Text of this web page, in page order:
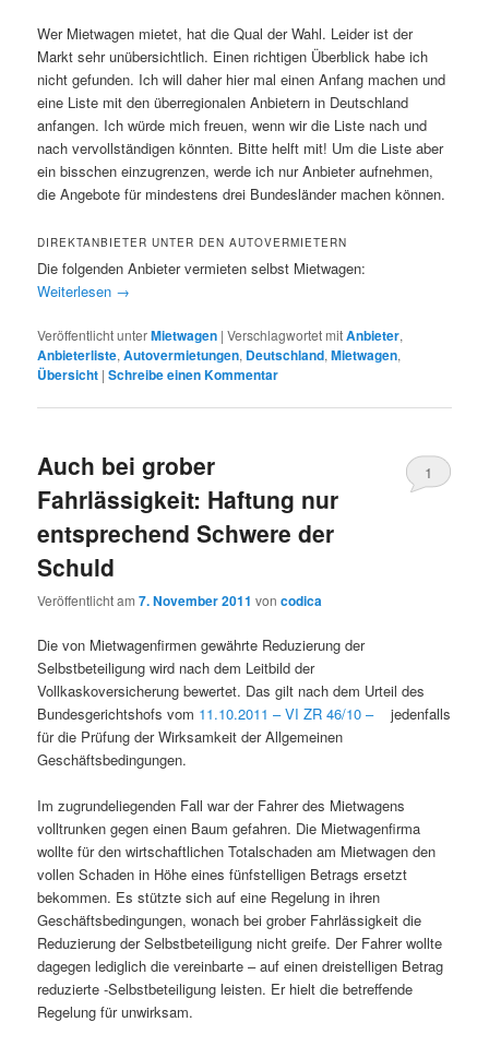
Wer Mietwagen mietet, hat die Qual der Wahl. Leider ist der
Markt sehr unübersichtlich. Einen richtigen Überblick habe ich
nicht gefunden. Ich will daher hier mal einen Anfang machen und
eine Liste mit den überregionalen Anbietern in Deutschland
anfangen. Ich würde mich freuen, wenn wir die Liste nach und
nach vervollständigen könnten. Bitte helft mit! Um die Liste aber
ein bisschen einzugrenzen, werde ich nur Anbieter aufnehmen,
die Angebote für mindestens drei Bundesländer machen können.
DIREKTANBIETER UNTER DEN AUTOVERMIETERN
Die folgenden Anbieter vermieten selbst Mietwagen:
Weiterlesen →
Veröffentlicht unterMietwagen |Verschlagwortet mitAnbieter,
Anbieterliste,Autovermietungen, Deutschland,Mietwagen,
Übersicht |Schreibe einen Kommentar
Auch bei grober
Fahrlässigkeit: Haftung nur
entsprechend Schwere der
Schuld
Veröffentlicht am7. November 2011 voncodica
1
Die von Mietwagenfirmen gewährte Reduzierung der
Selbstbeteiligung wird nach dem Leitbild der
Vollkaskoversicherung bewertet. Das gilt nach dem Urteil des
Bundesgerichtshofs vom 11.10.2011 – VI ZR 46/10 –jedenfalls
für die Prüfung der Wirksamkeit der Allgemeinen
Geschäftsbedingungen.
Im zugrundeliegenden Fall war der Fahrer des Mietwagens
volltrunken gegen einen Baum gefahren. Die Mietwagenfirma
wollte für den wirtschaftlichen Totalschaden am Mietwagen den
vollen Schaden in Höhe eines fünfstelligen Betrags ersetzt
bekommen. Es stützte sich auf eine Regelung in ihren
Geschäftsbedingungen, wonach bei grober Fahrlässigkeit die
Reduzierung der Selbstbeteiligung nicht greife. Der Fahrer wollte
dagegen lediglich die vereinbarte – auf einen dreistelligen Betrag
reduzierte -Selbstbeteiligung leisten. Er hielt die betreffende
Regelung für unwirksam.